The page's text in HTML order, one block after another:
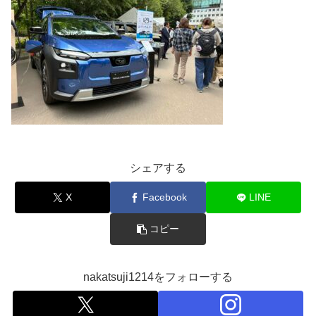
シェアする
X Facebook LINE
コピー
nakatsuji1214をフォローする